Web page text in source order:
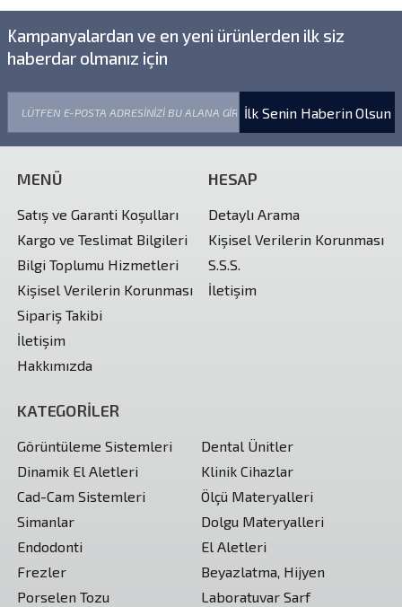
Kampanyalardan ve en yeni ürünlerden ilk siz
haberdar olmanız için
İlk Senin Haberin Olsun
MENÜ
Satış ve Garanti Koşulları
Kargo ve Teslimat Bilgileri
Bilgi Toplumu Hizmetleri
Kişisel Verilerin Korunması
Sipariş Takibi
İletişim
Hakkımızda
HESAP
Detaylı Arama
Kişisel Verilerin Korunması
S.S.S.
İletişim
KATEGORİLER
Görüntüleme Sistemleri
Dental Ünitler
Dinamik El Aletleri
Klinik Cihazlar
Cad-Cam Sistemleri
Ölçü Materyalleri
Simanlar
Dolgu Materyalleri
Endodonti
El Aletleri
Frezler
Beyazlatma, Hijyen
Porselen Tozu
Laboratuvar Sarf